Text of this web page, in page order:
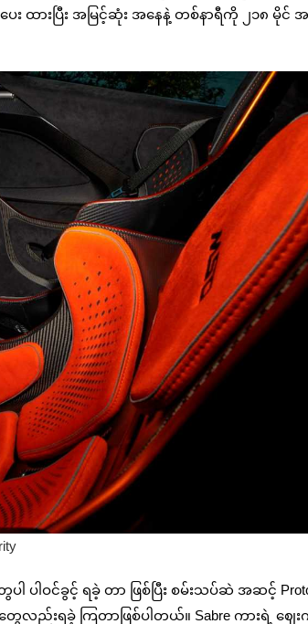
ပေး ထားပြီး အမြင့်ဆုံး အနေနဲ့ တစ်နာရီကို ၂၁၈ မိုင်
ဝင်ခွင့် ရခဲ့ တာ ဖြစ်ပြီး စမ်းသပ်ဆဲ အဆင့်
ေလည်းရခဲ့ ကြတာဖြစ်ပါတယ်။ Sabre ကားရဲ့ ဈေ